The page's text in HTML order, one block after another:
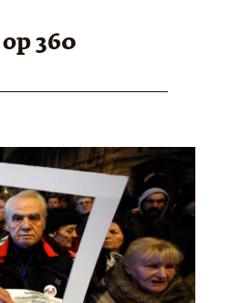
op 360